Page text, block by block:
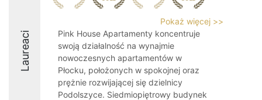
Laureaci
Pokaż więcej >>
Pink House Apartamenty koncentruje
swoją działalność na wynajmie
nowoczesnych apartamentów w
Płocku, położonych w spokojnej oraz
prężnie rozwijającej się dzielnicy
Podolszyce. Siedmiopiętrowy budynek